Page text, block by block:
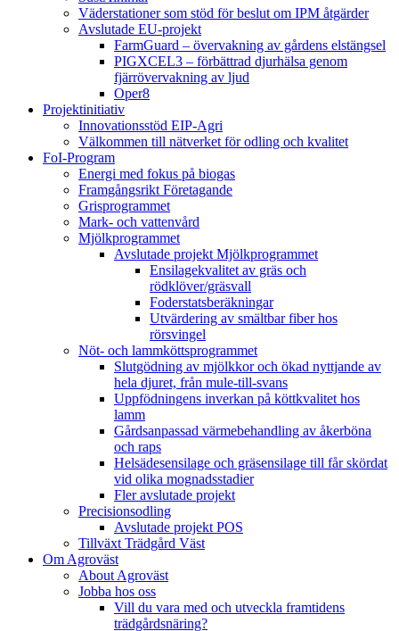
Väderstationer som stöd för beslut om IPM åtgärder
Avslutade EU-projekt
FarmGuard – övervakning av gårdens elstängsel
PIGXCEL3 – förbättrad djurhälsa genom
fjärrövervakning av ljud
Oper8
Projektinitiativ
Innovationsstöd EIP-Agri
Välkommen till nätverket för odling och kvalitet
FoI-Program
Energi med fokus på biogas
Framgångsrikt Företagande
Grisprogrammet
Mark- och vattenvård
Mjölkprogrammet
Avslutade projekt Mjölkprogrammet
Ensilagekvalitet av gräs och
rödklöver/gräsvall
Foderstatsberäkningar
Utvärdering av smältbar fiber hos
rörsvingel
Nöt- och lammköttsprogrammet
Slutgödning av mjölkkor och ökad nyttjande av
hela djuret, från mule-till-svans
Uppfödningens inverkan på köttkvalitet hos
lamm
Gårdsanpassad värmebehandling av åkerböna
och raps
Helsädesensilage och gräsensilage till får skördat
vid olika mognadsstadier
Fler avslutade projekt
Precisionsodling
Avslutade projekt POS
Tillväxt Trädgård Väst
Om Agroväst
About Agroväst
Jobba hos oss
Vill du vara med och utveckla framtidens
trädgårdsnäring?